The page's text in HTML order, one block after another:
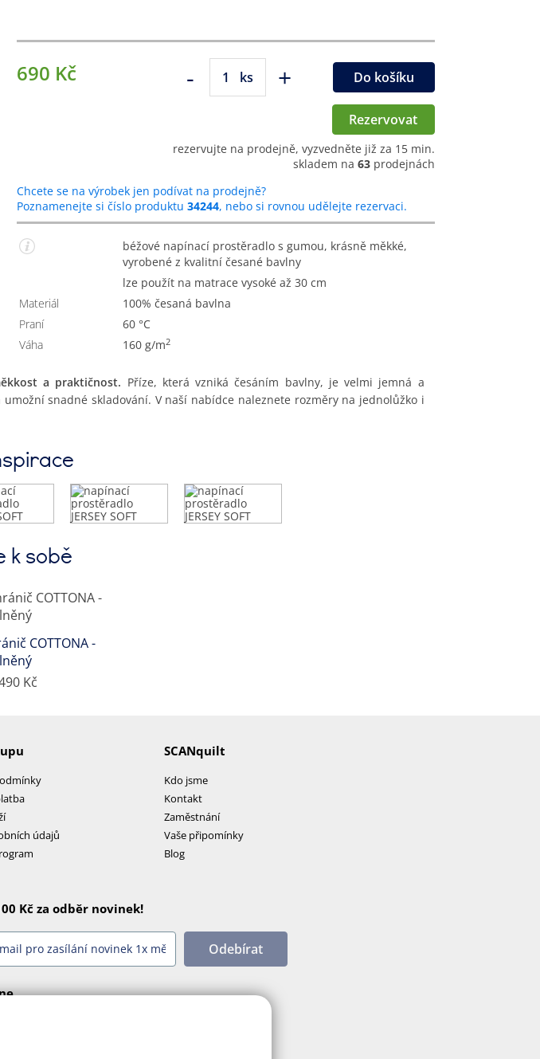
690 Kč - ks + Do košíku
Rezervovat
rezervujte na prodejně, vyzvedněte již za 15 min.
skladem na 63 prodejnách
Chcete se na výrobek jen podívat na prodejně?
Poznamenejte si číslo produktu 34244, nebo si rovnou udělejte rezervaci.
béžové napínací prostěradlo s gumou, krásně měkké,
vyrobené z kvalitní česané bavlny
lze použít na matrace vysoké až 30 cm
Materiál
100% česaná bavlna
Praní
60 °C
Váha
160 g/m2
a praktičnost. Příze, která vzniká česáním bavlny, je velmi jemná a
umožní snadné skladování. V naší nabídce naleznete rozměry na jednolůžko i
k sobě
COTTONA -
Kč
údajů
SCANquilt
Kdo jsme
Kontakt
Zaměstnání
Vaše připomínky
Blog
Kč za odběr novinek!
Odebírat